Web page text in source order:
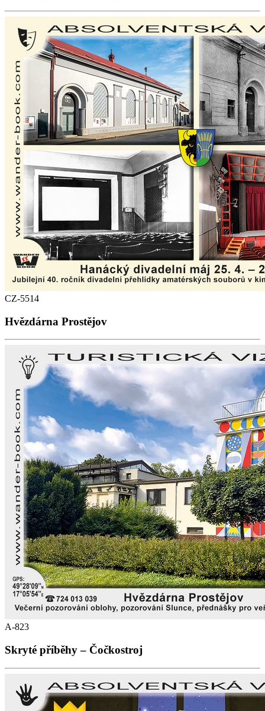
CZ-5514
Hvězdárna Prostějov
A-823
Skryté příběhy – Čočkostroj